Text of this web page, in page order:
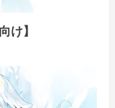
け】